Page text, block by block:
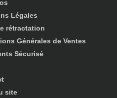
Légales
rétractation
Générales de Ventes
Sécurisé
site